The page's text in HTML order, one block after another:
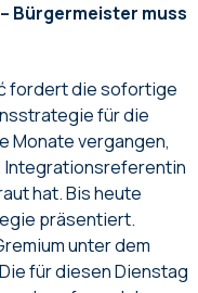
Bürgermeister muss
fordert die sofortige
für die
Monate vergangen,
Integrationsreferentin
hat. Bis heute
präsentiert.
unter dem
für diesen Dienstag